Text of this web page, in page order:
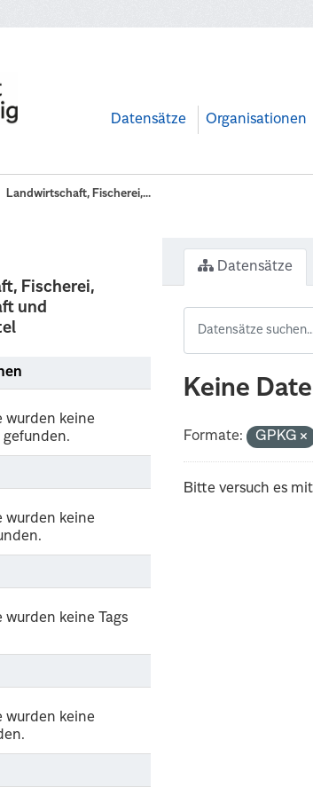
Datensätze Organisationen
Landwirtschaft, Fischerei,...
Fischerei,
und
wurden keine
wurden keine
wurden keine Tags
wurden keine
Datensätze
Keine
Formate: GPKG
Bitte versuch es